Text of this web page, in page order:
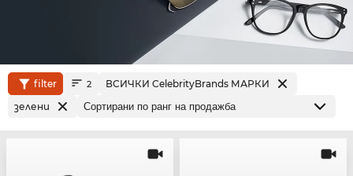
filter 2
ВСИЧКИ CelebrityBrands МАРКИ
зелени